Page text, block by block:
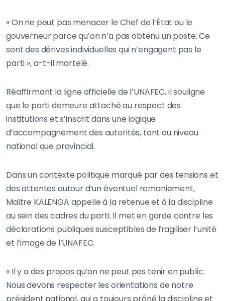
« On ne peut pas menacer le Chef de l’État ou le
gouverneur parce qu’on n’a pas obtenu un poste. Ce
sont des dérives individuelles qui n’engagent pas le
parti », a-t-il martelé.
Réaffirmant la ligne officielle de l’UNAFEC, il souligne
que le parti demeure attaché au respect des
institutions et s’inscrit dans une logique
d’accompagnement des autorités, tant au niveau
national que provincial.
Dans un contexte politique marqué par des tensions et
des attentes autour d’un éventuel remaniement,
Maître KALENGA appelle à la retenue et à la discipline
au sein des cadres du parti. Il met en garde contre les
déclarations publiques susceptibles de fragiliser l’unité
et l’image de l’UNAFEC.
« Il y a des propos qu’on ne peut pas tenir en public.
Nous devons respecter les orientations de notre